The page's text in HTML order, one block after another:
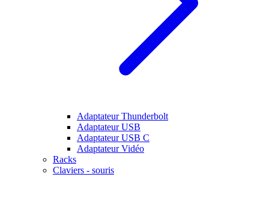
Adaptateur Thunderbolt
Adaptateur USB
Adaptateur USB C
Adaptateur Vidéo
Racks
Claviers - souris